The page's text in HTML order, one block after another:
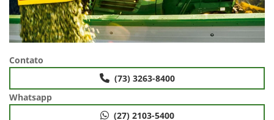
Contato
(73) 3263-8400
Whatsapp
(27) 2103-5400